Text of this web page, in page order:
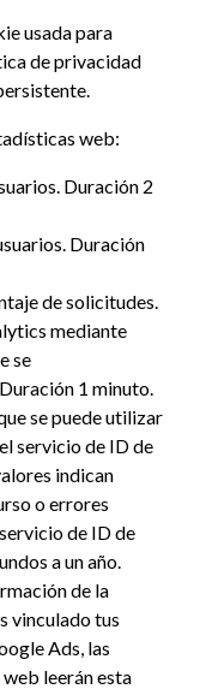
usada para
de privacidad
web:
Duración 2
Duración
de solicitudes.
mediante
se
1 minuto.
se puede utilizar
servicio de ID de
indican
o errores
de ID de
a un año.
de la
vinculado tus
Ads, las
leerán esta